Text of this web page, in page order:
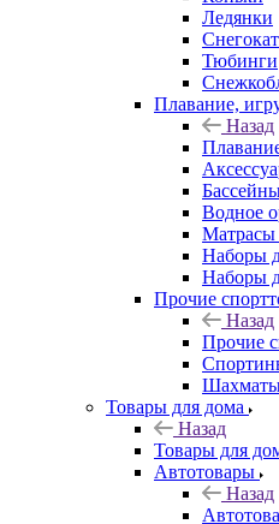
Ледянки
Тюбинги
Плавание,
Назад
Водное
Матрасы
Наборы
Наборы
Прочие
Назад
Прочие
Товары для дома
Назад
Товары для
Автотовары
Назад